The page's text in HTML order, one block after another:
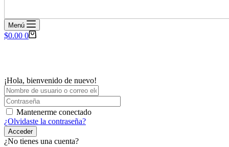
Menú
Carro
$0.00 0
¡Hola, bienvenido de nuevo!
Mantenerme conectado
¿Olvidaste la contraseña?
Acceder
¿No tienes una cuenta?